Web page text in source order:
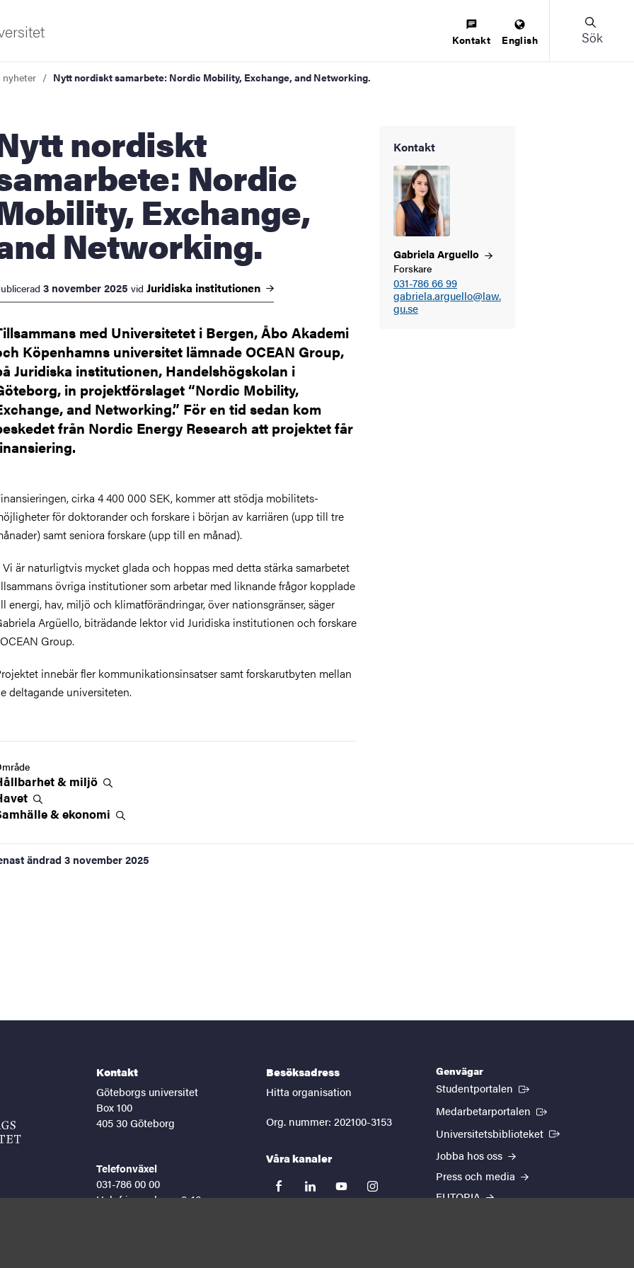
innovation
Kontakt English Sök
nyheter Nytt nordiskt samarbete: Nordic Mobility, Exchange, and Networking.
Nordic
Exchange,
Networking.
3 november 2025 vid Juridiska institutionen
med Universitetet i Bergen, Åbo Akademi
Köpenhamns universitet lämnade OCEAN Group,
Juridiska institutionen, Handelshögskolan i
in projektförslaget “Nordic Mobility,
and Networking.” För en tid sedan kom
från Nordic Energy Research att projektet får
Kontakt
GabrielaArguello
Forskare
031-786 66 99
gabriela.arguello@law.
gu.se
cirka 4 400 000 SEK, kommer att stödja mobilitets-
för doktorander och forskare i början av karriären (upp till tre
samt seniora forskare (upp till en månad).
Vi är naturligtvis mycket glada och hoppas med detta stärka samarbetet
övriga institutioner som arbetar med liknande frågor kopplade
energi, hav, miljö och klimatförändringar, över nationsgränser, säger
Argüello, biträdande lektor vid Juridiska institutionen och forskare
Group.
innebär fler kommunikationsinsatser samt forskarutbyten mellan
deltagande universiteten.
& miljö
&ekonomi
ändrad 3 november 2025
Kontakt
Göteborgs universitet
Box 100
405 30 Göteborg
Telefonväxel
031-786 00 00
Helgfria vardagar 8-16
Besöksadress
Hitta organisation
Org. nummer: 202100-3153
Våra kanaler
facebooklinkedinyoutubeinstagram
Genvägar
Studentportalen (Extern länk)
Medarbetarportalen (Extern länk)
Universitetsbiblioteket (Extern länk)
Jobba hos oss
Press och media
EUTOPIA